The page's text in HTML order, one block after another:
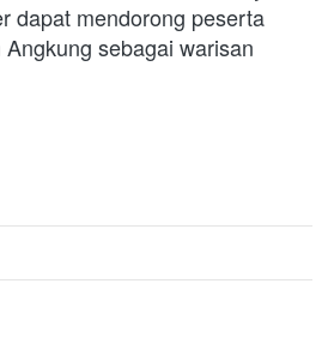
dapat mendorong peserta
sebagai warisan